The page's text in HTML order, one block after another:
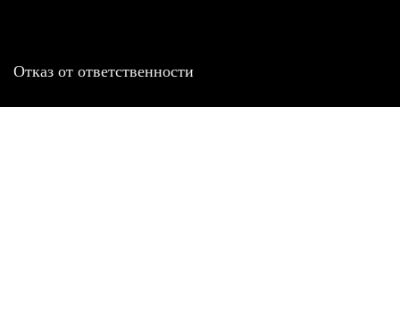
Отказ от ответственности
Все товарные знаки и логотипы, представленные на